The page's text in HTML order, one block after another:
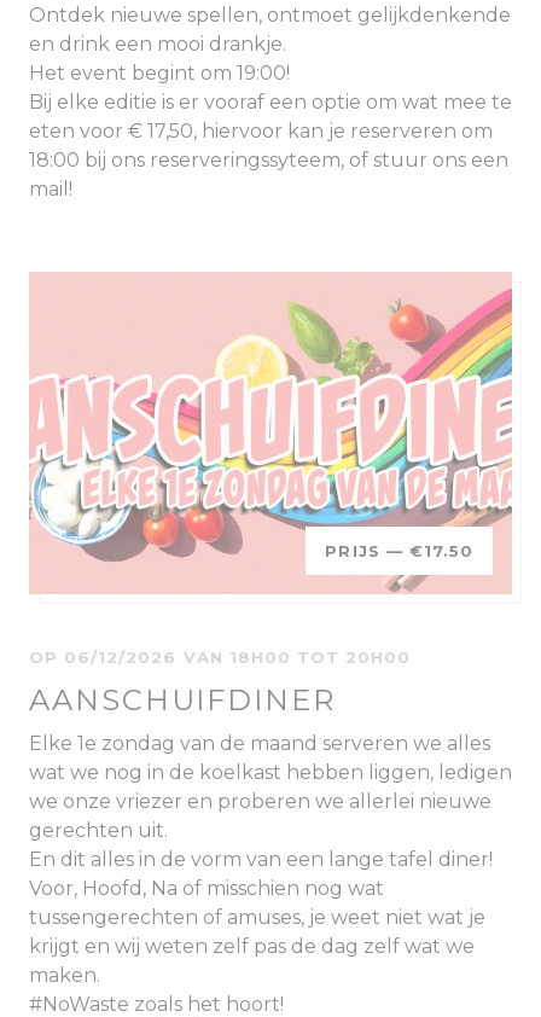
Ontdek nieuwe spellen, ontmoet gelijkdenkende
en drink een mooi drankje.
Het event begint om 19:00!
Bij elke editie is er vooraf een optie om wat mee te
eten voor € 17,50, hiervoor kan je reserveren om
18:00 bij ons reserveringssyteem, of stuur ons een
mail!
PRIJS — €17.50
OP 06/12/2026 VAN 18H00 TOT 20H00
AANSCHUIFDINER
Elke 1e zondag van de maand serveren we alles
wat we nog in de koelkast hebben liggen, ledigen
we onze vriezer en proberen we allerlei nieuwe
gerechten uit.
En dit alles in de vorm van een lange tafel diner!
Voor, Hoofd, Na of misschien nog wat
tussengerechten of amuses, je weet niet wat je
krijgt en wij weten zelf pas de dag zelf wat we
maken.
#NoWaste zoals het hoort!